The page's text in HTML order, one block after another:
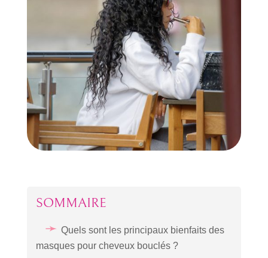
SOMMAIRE
Quels sont les principaux bienfaits des
masques pour cheveux bouclés ?